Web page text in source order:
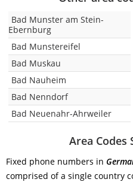
Bad Munster am Stein-
Ebernburg
Bad Munstereifel
Bad Muskau
Bad Nauheim
Bad Nenndorf
Bad Neuenahr-Ahrweiler
Area Codes
Fixed phone numbers in
comprised of a single country